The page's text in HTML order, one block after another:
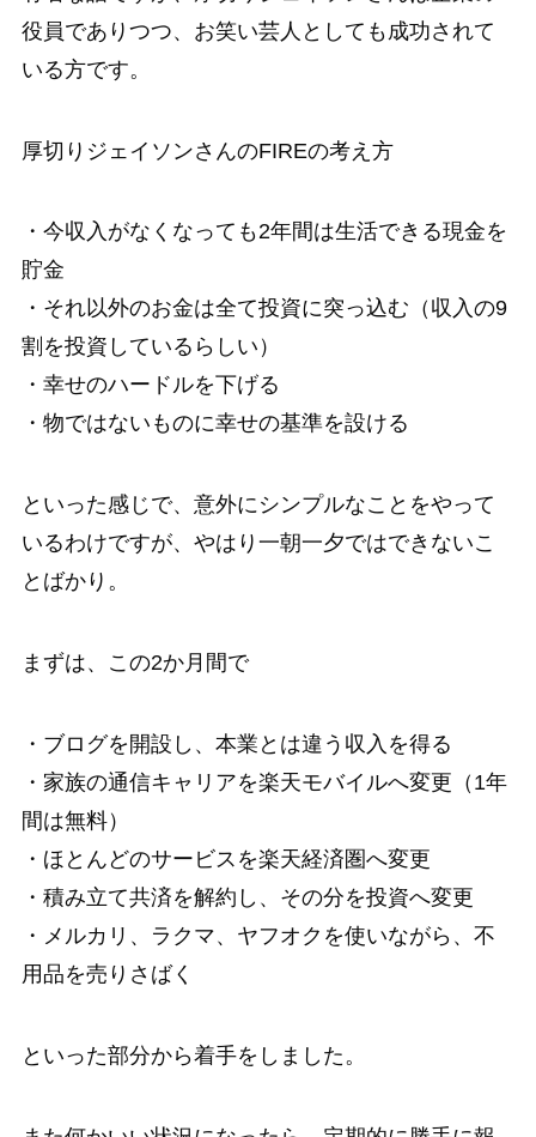
役員でありつつ、お笑い芸人としても成功されて
いる方です。
厚切りジェイソンさんのFIREの考え方
・今収入がなくなっても2年間は生活できる現金を
貯金
・それ以外のお金は全て投資に突っ込む（収入の9
割を投資しているらしい）
・幸せのハードルを下げる
・物ではないものに幸せの基準を設ける
といった感じで、意外にシンプルなことをやって
いるわけですが、やはり一朝一夕ではできないこ
とばかり。
まずは、この2か月間で
・ブログを開設し、本業とは違う収入を得る
・家族の通信キャリアを楽天モバイルへ変更（1年
間は無料）
・ほとんどのサービスを楽天経済圏へ変更
・積み立て共済を解約し、その分を投資へ変更
・メルカリ、ラクマ、ヤフオクを使いながら、不
用品を売りさばく
といった部分から着手をしました。